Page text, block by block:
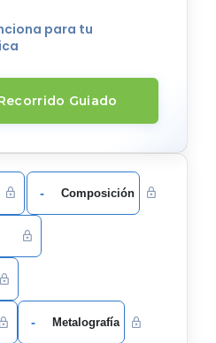
para tu
Guiado
- Composición
- Metalografía